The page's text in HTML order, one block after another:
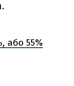
або 55%